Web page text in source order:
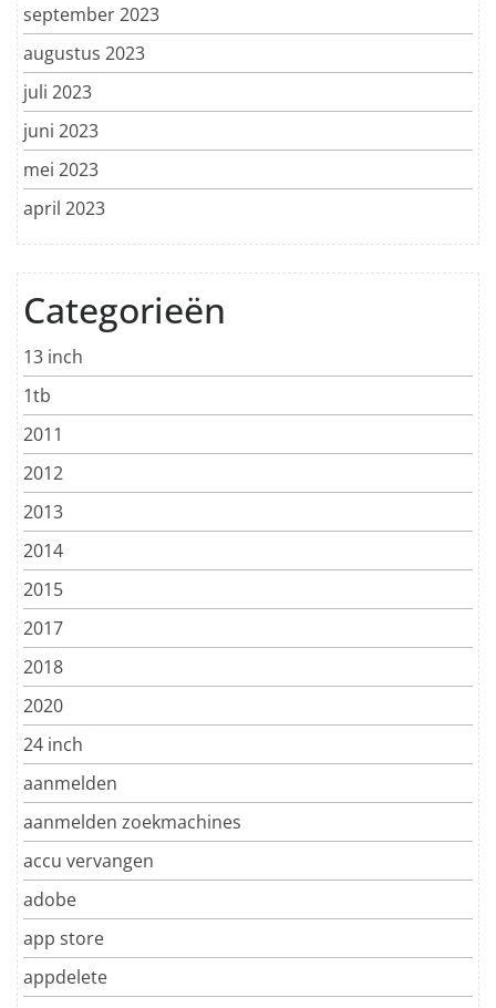
september 2023
augustus 2023
juli 2023
juni 2023
mei 2023
april 2023
Categorieën
13 inch
1tb
2011
2012
2013
2014
2015
2017
2018
2020
24 inch
aanmelden
aanmelden zoekmachines
accu vervangen
adobe
app store
appdelete